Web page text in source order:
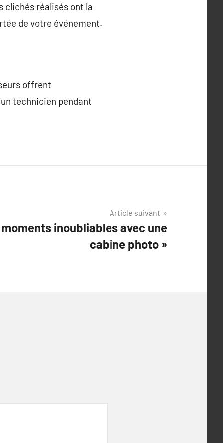
clichés réalisés ont la
de votre événement.
offrent
technicien pendant
Article suivant
inoubliables avec une
cabine photo »